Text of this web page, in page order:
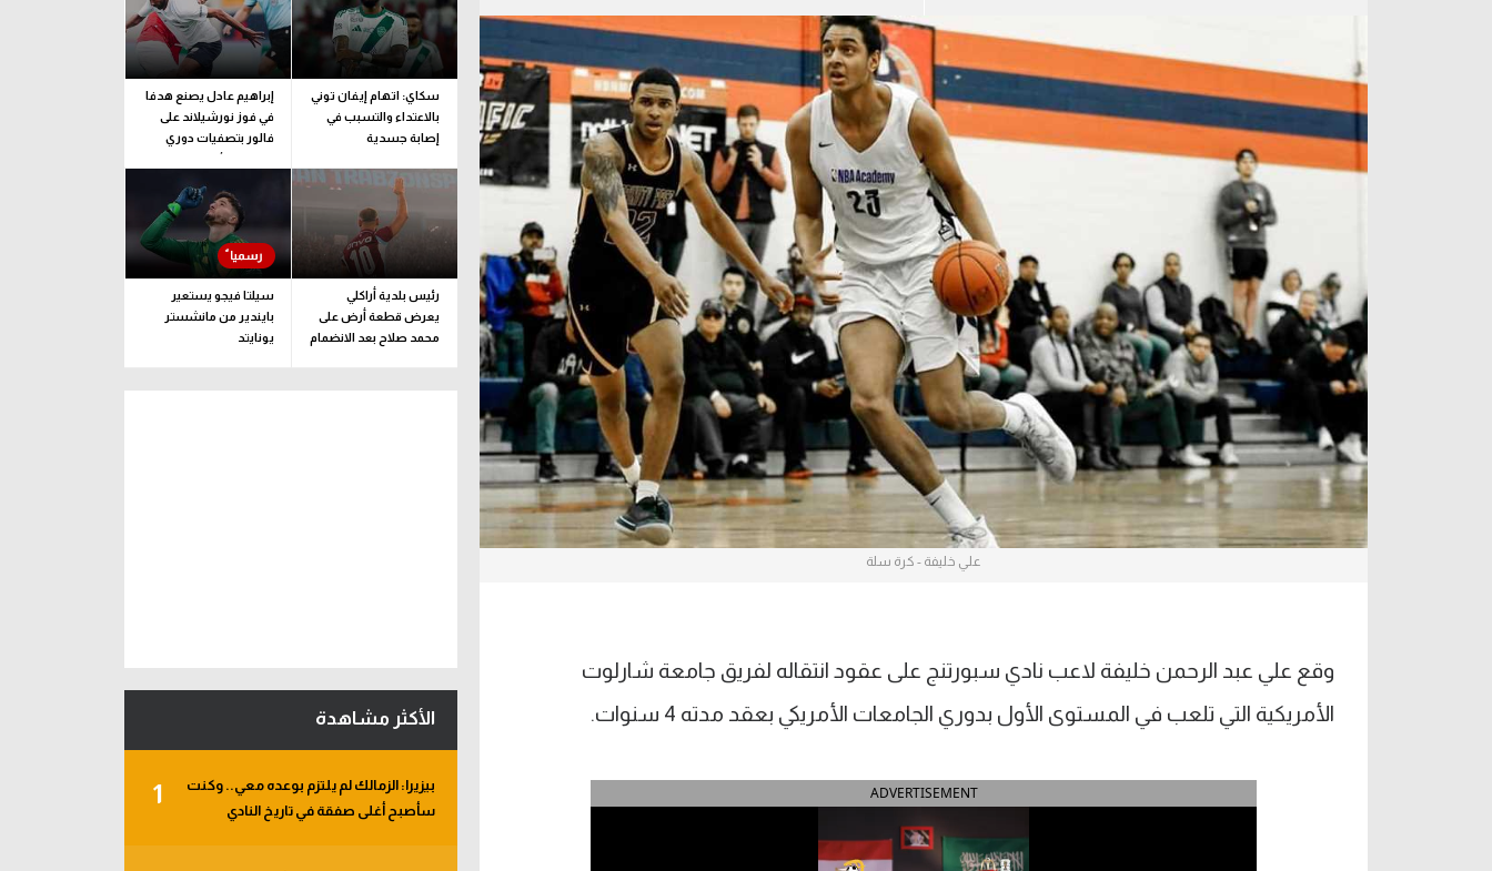
ركن الألعاب
الدوري السعودي للمحترفين
دوري أبطال أوروبا
دوري أبطال إفريقيا
دوري أبطال أوروبا
القسم الثاني
رياضات أخرى
آسيا
أمريكا
ركن الألعاب
علي خليفة - كرة سلة
وقع علي عبد الرحمن خليفة لاعب نادي سبورتنج على عقود انتقاله لفريق جامعة شارلوت
الأمريكية التي تلعب في المستوى الأول بدوري الجامعات الأمريكي بعقد مدته 4 سنوات.
ADVERTISEMENT
سكاي: اتهام إيفان توني
بالاعتداء والتسبب في
إصابة جسدية
إبراهيم عادل يصنع هدفا
في فوز نورشيلاند على
فالور بتصفيات دوري
المؤتمر الأوروبي
رئيس بلدية أراكلي
يعرض قطعة أرض على
محمد صلاح بعد الانضمام
سيلتا فيجو يستعير
بايندير من مانشستر
يونايتد
الأكثر مشاهدة
1
بيزيرا: الزمالك لم يلتزم بوعده معي.. وكنت
سأصبح أغلى صفقة في تاريخ النادي